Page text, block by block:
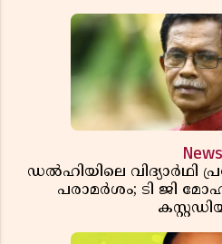
News
ഡൽഹിയിലെ വിദ്യാർഥി
പരാമർശം; ടി ജി